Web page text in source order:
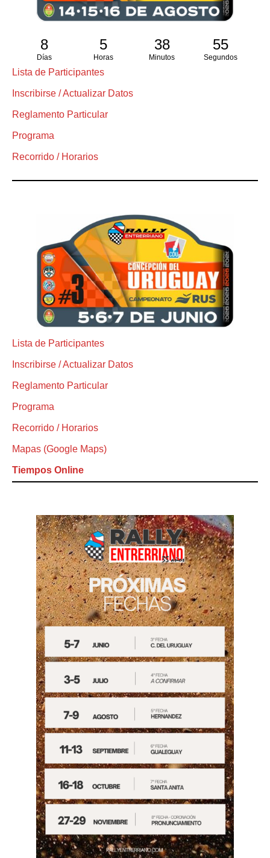
8
Días
5
Horas
38
Minutos
54
Segundos
Lista de Participantes
Inscribirse / Actualizar Datos
Reglamento Particular
Programa
Recorrido / Horarios
Lista de Participantes
Inscribirse / Actualizar Datos
Reglamento Particular
Programa
Recorrido / Horarios
Mapas (Google Maps)
Tiempos Online